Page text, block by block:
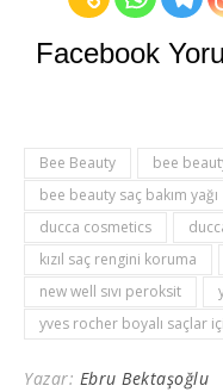
Facebook
Bee Beauty
bee
bee beauty saç bakım yağı
ducca cosmetics
kızıl saç rengini koruma
new well sıvı peroksit
yves rocher boyalı saçlar
Yazar: Ebru Bektaşoğlu